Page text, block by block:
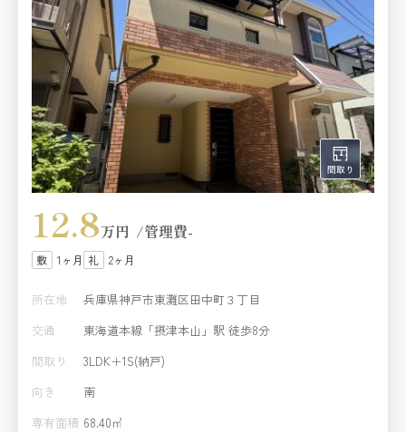
12.8万円 管理費-
1ヶ月 2ヶ月
所在地
兵庫県神戸市東灘区田中町３丁目
交通
東海道本線「摂津本山」駅 徒歩8分
間取り
3LDK＋1S(納戸)
向き
南
専有面積 68.40㎡